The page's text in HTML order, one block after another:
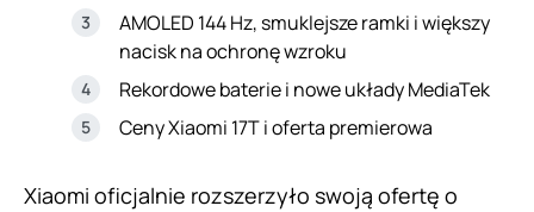
AMOLED 144 Hz, smuklejsze ramki i większy
nacisk na ochronę wzroku
Rekordowe baterie i nowe układy MediaTek
Ceny Xiaomi 17T i oferta premierowa
Xiaomi oficjalnie rozszerzyło swoją ofertę o